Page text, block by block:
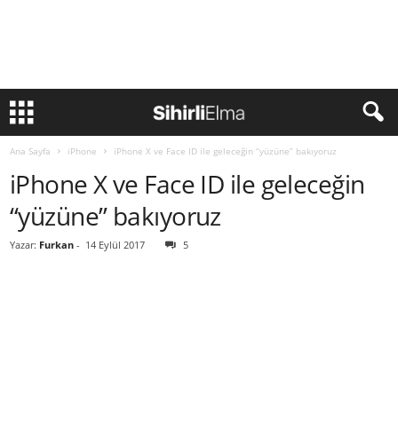
Ana Sayfa iPhone iPhone X ve Face ID ile geleceğin “yüzüne” bakıyoruz
iPhone X ve Face ID ile geleceğin
“yüzüne” bakıyoruz
Yazar: Furkan - 14 Eylül 2017 5